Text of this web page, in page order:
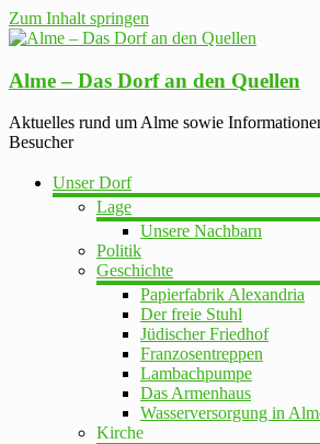
Zum Inhalt springen
Alme – Das Dorf an den Quellen
Aktuelles rund um Alme sowie
Besucher
Unser Dorf
Lage
Unsere Nachbarn
Politik
Geschichte
Papierfabrik Alexandria
Der freie Stuhl
Jüdischer Friedhof
Franzosentreppen
Lambachpumpe
Das Armenhaus
Wasserversorgung in
Kirche